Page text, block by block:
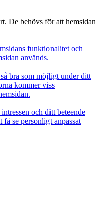
De behövs för att hemsidan
funktionalitet och
används.
bra som möjligt under ditt
kommer viss
och ditt beteende
se personligt anpassat